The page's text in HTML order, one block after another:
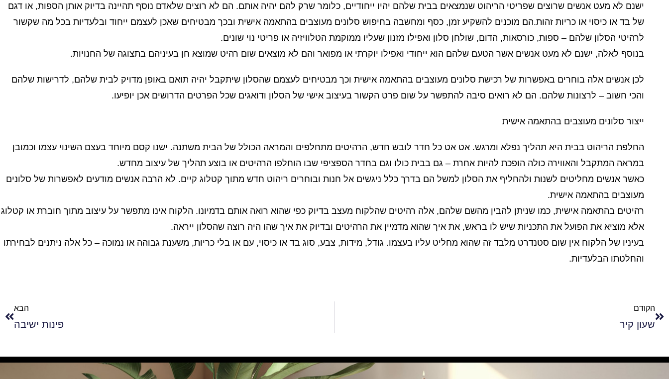
ישנם לא מעט אנשים שרוצים שפריטי הריהוט שנמצאים בבית שלהם יהיו ייחודיים, כלומר שרק להם יהיה אותם. הם לא רוצים שלאדם נוסף תהיינה בדיוק אותן הספות, או דגם
של בד או כיסוי או כריות זהות.הם מוכנים להשקיע זמן, כסף ומחשבה בחיפוש סלונים מעוצבים בהתאמה אישית ובכך מבטיחים שאכן לעצמם ייחוד ובלעדיות בכל מה שקשור
לרהיטי הסלון שלהם – ספות, כורסאות, הדום, שולחן סלון ואפילו מזנון שעליו ממוקמת הטלוויזיה או פריטי נוי שונים.
בנוסף לאלה, ישנם לא מעט אנשים אשר הטעם שלהם הוא ייחודי ואפילו יוקרתי או מפואר והם לא מוצאים שום רהיט שמוצא חן בעיניהם בתצוגה של החנויות.
לכן אנשים אלה בוחרים באפשרות של רכישת סלונים מעוצבים בהתאמה אישית וכך מבטיחים לעצמם שהסלון שיתקבל יהיה תואם באופן מדויק לבית שלהם, לדרישות שלהם
והכי חשוב – לרצונות שלהם. הם לא רואים סיבה להתפשר על שום פרט הקשור בעיצוב אישי של הסלון ודואגים שכל הפרטים הדרושים אכן יופיעו.
ייצור סלונים מעוצבים בהתאמה אישית
החלפת הריהוט בבית היא תהליך נפלא ומרגש. אט אט כל חדר לובש חדש, הרהיטים מתחלפים והמראה הכולל של הבית משתנה. ישנו קסם מיוחד בעצם השינוי עצמו וכמובן
במראה המתקבל והאווירה כולה הופכת להיות אחרת – גם בבית כולו וגם בחדר הספציפי שבו הוחלפו הרהיטים או בוצע תהליך של עיצוב מחדש.
כאשר אנשים מחליטים לשנות ולהחליף את הסלון למשל הם בדרך כלל ניגשים אל חנות ובוחרים ריהוט חדש מתוך קטלוג קיים. לא הרבה אנשים מודעים לאפשרות של סלונים
מעוצבים בהתאמה אישית.
רהיטים בהתאמה אישית, כמו שניתן להבין מהשם שלהם, אלה רהיטים שהלקוח מעצב בדיוק כפי שהוא רואה אותם בדמיונו. הלקוח אינו מתפשר על עיצוב מתוך חוברת או קטלוג
אלא מוציא את הפועל את התכניות שיש לו בראש, את איך שהוא מדמיין את הרהיטים ובדיוק את איך שהו היה רוצה שהסלון ייראה.
בעיניו של הלקוח אין שום סטנדרט מלבד זה שהוא מחליט עליו בעצמו. גודל, מידות, צבע, סוג בד או כיסוי, עם או בלי כריות, משענת גבוהה או נמוכה – כל אלה ניתנים לבחירתו
והחלטתו הבלעדיות.
הקודם
שעון קיר
הבא
פינות ישיבה